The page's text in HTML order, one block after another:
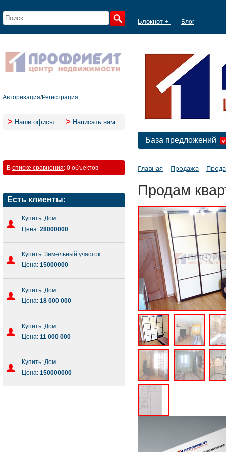
Блокнот + Блог
Авторизация/Регистрация
> Наши офисы > Написать нам
База предложений
В списке сравнения: 0 объектов
Есть клиенты:
Купить: Дом
Цена: 28000000
Купить: Земельный участок
Цена: 15000000
Купить: Дом
Цена: 18 000 000
Купить: Дом
Цена: 11 000 000
Купить: Дом
Цена: 150000000
Главная Продажа
Продам